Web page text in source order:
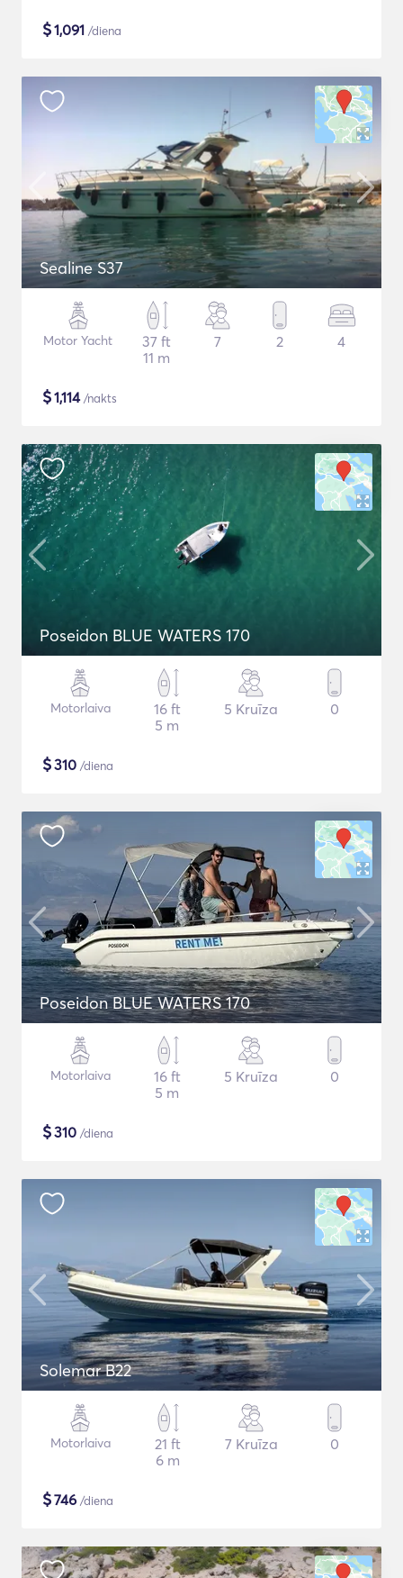
$1,091 /diena
Sealine S37
Motor Yacht
37 ft
11 m
7 2 4
$1,114/nakts
Poseidon BLUE WATERS 170
Motorlaiva
16 ft
5 m
5 Kruīza 0
$310 /diena
Poseidon BLUE WATERS 170
Motorlaiva
16 ft
5 m
5 Kruīza 0
$310 /diena
Solemar B22
Motorlaiva
21 ft
6 m
7 Kruīza 0
$746 /diena